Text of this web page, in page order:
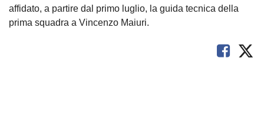
affidato, a partire dal primo luglio, la guida tecnica della
prima squadra a Vincenzo Maiuri.